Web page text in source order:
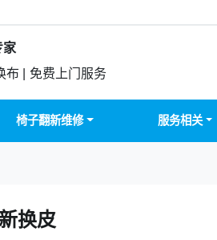
家
布 | 免费上门服务
椅子翻新维修 服务相关
换皮